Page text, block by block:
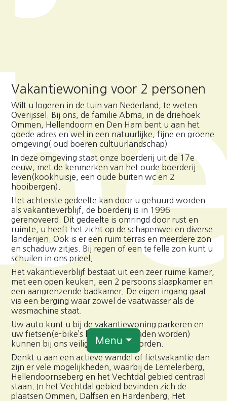
Menu
Vakantiewoning voor 2 personen
Wilt u logeren in de tuin van Nederland, te weten
Overijssel. Bij ons, de familie Abma, in de driehoek
Ommen, Hellendoorn en Den Ham bent u aan het
goede adres en wel in een natuurlijke, fijne en groene
omgeving( oud boeren cultuurlandschap).
In deze omgeving staat onze boerderij uit de 17e
eeuw, met de kenmerken van het oude boerderij
leven(kookhuisje, een oude buiten wc en 2
hooibergen).
Het achterste gedeelte kan door u gehuurd worden
als vakantieverblijf, de boerderij is in 1996
gerenoveerd. Dit gedeelte is omringd door rust en
ruimte, u heeft het zicht op de schapenwei en diverse
landerijen. Ook is er een ruim terras en meerdere zon
en schaduw zitjes. Bij regen of een te felle zon kunt u
schuilen in ons prieel.
Het vakantieverblijf bestaat uit een zeer ruime kamer,
met een open keuken, een 2 persoons slaapkamer en
een aangrenzende badkamer. De eigen ingang gaat
via een berging waar zowel de vaatwasser als de
wasmachine staat.
Uw auto kunt u bij de vakantiewoning parkeren en
uw fietsen(e-bike’s kunnen opgeladen worden)
kunnen bij ons veilig weg gezet worden.
Denkt u aan een actieve wandel of fietsvakantie dan
zijn er vele mogelijkheden, waarbij de Lemelerberg,
Hellendoornseberg en het Vechtdal gebied centraal
staan. In het Vechtdal gebied bevinden zich de
plaatsen Ommen, Dalfsen en Hardenberg. Het